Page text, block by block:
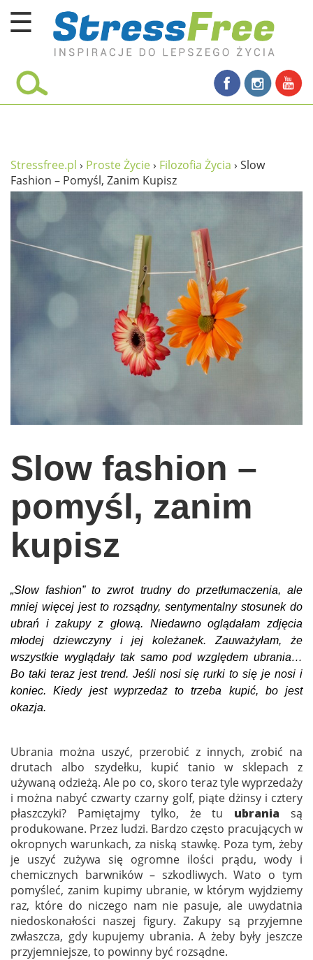
☰
Kursy online
umysł
proste życie
relaks
filozofia życia
wolność od stresu
wychowanie dzieci
sposób na życie
podróże
zrób to sam
EKO – Styl
kuchnia
galerie
Stressfree.pl › Proste Życie› Filozofia Życia › Slow
Fashion – Pomyśl, Zanim Kupisz
Slow fashion –
pomyśl, zanim
kupisz
„Slow fashion” to zwrot trudny do przetłumaczenia, ale
mniej więcej jest to rozsądny, sentymentalny stosunek do
ubrań i zakupy z głową. Niedawno oglądałam zdjęcia
młodej dziewczyny i jej koleżanek. Zauważyłam, że
wszystkie wyglądały tak samo pod względem ubrania…
Bo taki teraz jest trend. Jeśli nosi się rurki to się je nosi i
koniec. Kiedy jest wyprzedaż to trzeba kupić, bo jest
okazja.
Ubrania można uszyć, przerobić z innych, zrobić na
drutach albo szydełku, kupić tanio w sklepach z
używaną odzieżą. Ale po co, skoro teraz tyle wyprzedaży
i można nabyć czwarty czarny golf, piąte dżinsy i cztery
płaszczyki? Pamiętajmy tylko, że tu ubrania są
produkowane. Przez ludzi. Bardzo często pracujących w
okropnych warunkach, za niską stawkę. Poza tym, żeby
je uszyć zużywa się ogromne ilości prądu, wody i
chemicznych barwników – szkodliwych. Wato o tym
pomyśleć, zanim kupimy ubranie, w którym wyjdziemy
raz, które do niczego nam nie pasuje, ale uwydatnia
niedoskonałości naszej figury. Zakupy są przyjemne
zwłaszcza, gdy kupujemy ubrania. A żeby były jeszcze
przyjemniejsze, to powinny być rozsądne.